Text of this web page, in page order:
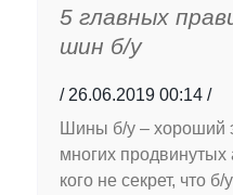
5 главных
шин б/у
26.06.2019 00:14
Шины б/у – хороший
многих
кого не секрет, что